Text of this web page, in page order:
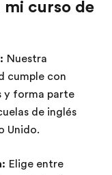
mi curso de
Nuestra
cumple con
y forma parte
de inglés
Unido.
Elige entre